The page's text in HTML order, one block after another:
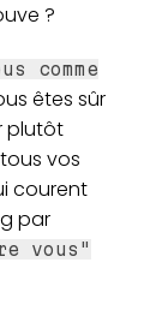
?
comme
êtes sûr
plutôt
vos
courent
par
vous"